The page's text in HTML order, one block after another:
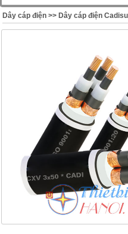
Dây cáp điện >> Dây cáp điện